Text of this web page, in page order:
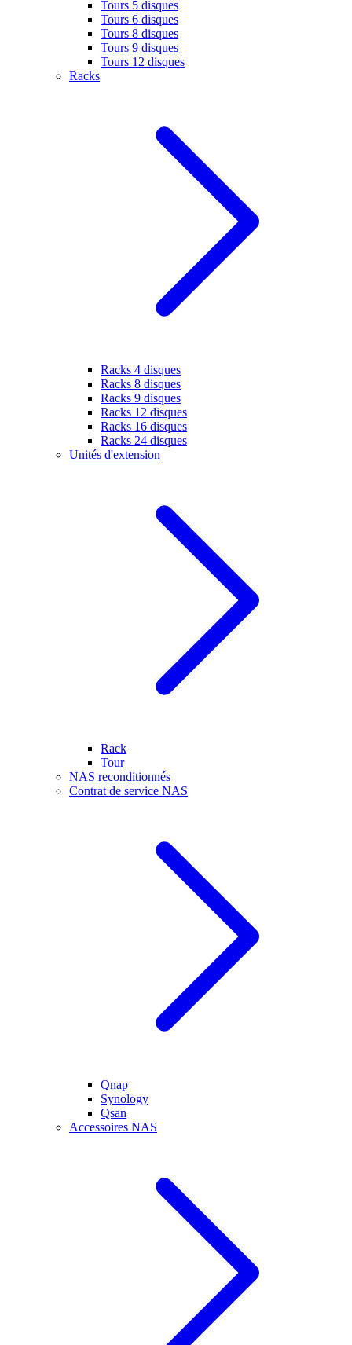
Tours 5 disques
Tours 6 disques
Tours 8 disques
Tours 9 disques
Tours 12 disques
Racks
Racks 4 disques
Racks 8 disques
Racks 9 disques
Racks 12 disques
Racks 16 disques
Racks 24 disques
Unités d'extension
Rack
Tour
NAS reconditionnés
Contrat de service NAS
Qnap
Synology
Qsan
Accessoires NAS